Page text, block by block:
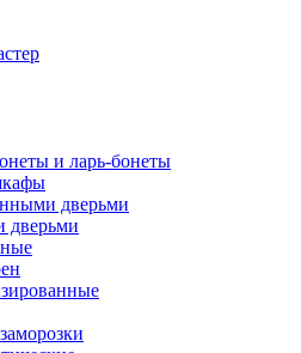
и ларь-бонеты
дверьми
дверьми